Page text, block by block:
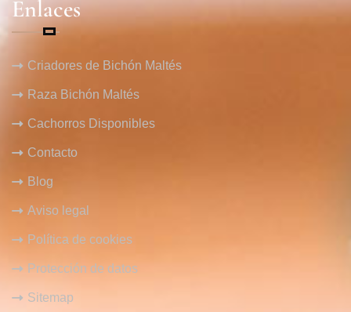
Enlaces
Criadores de Bichón Maltés
Raza Bichón Maltés
Cachorros Disponibles
Contacto
Blog
Aviso legal
Política de cookies
Protección de datos
Sitemap